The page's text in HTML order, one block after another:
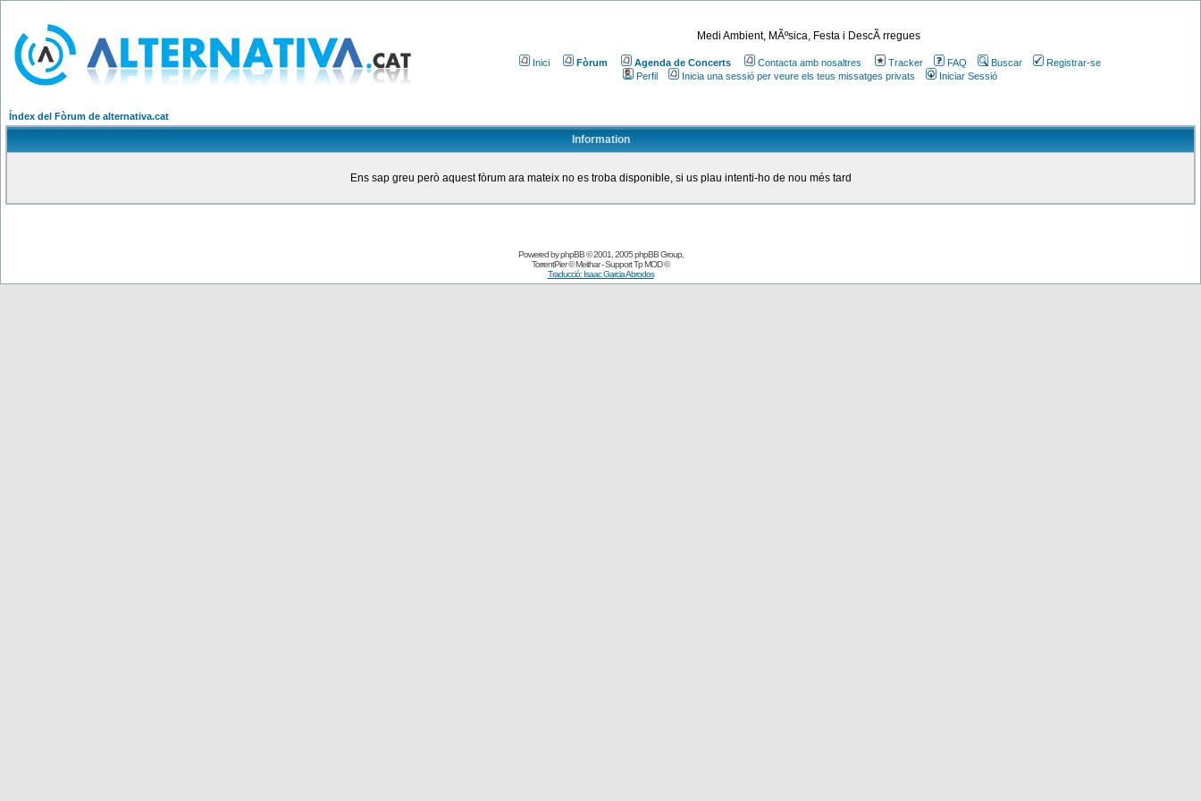
Medi Ambient, MÃºsica, Festa i DescÃ rregues
Inici Fòrum Agenda de Concerts Contacta amb nosaltres Tracker FAQ Buscar
Registrar-se
Perfil
Inicia una sessió per veure els teus missatges privats Iniciar Sessió
Índex del Fòrum de alternativa.cat
Information
Ens sap greu però aquest fòrum ara mateix no es troba disponible, si us plau intenti-ho de nou més tard
Powered byphpBB© 2001, 2005 phpBB Group,
TorrentPier© Meithar - SupportTp MOD©
Traducció: Isaac Garcia Abrodos